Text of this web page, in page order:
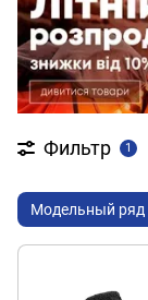
Фильтр 1
Модельный ряд